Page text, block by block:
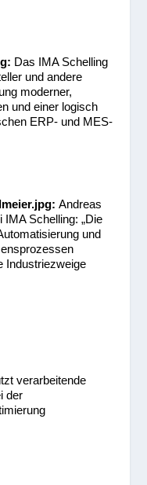
: Das IMA Schelling
und andere
moderner,
und einer logisch
ERP- und MES-
:Andreas
IMA Schelling: „Die
und
Industriezweige
verarbeitende
der